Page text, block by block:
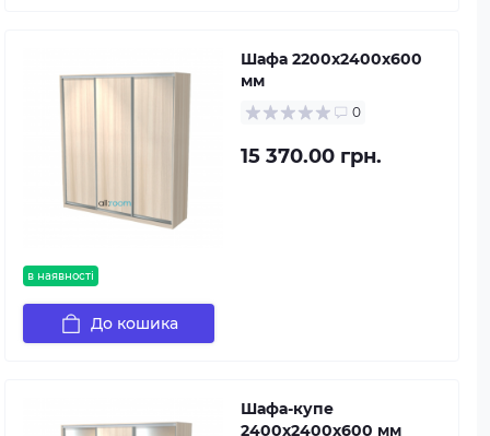
в наявності
Шафа 2200х2400х600
мм
0
15 370.00 грн.
До кошика
Шафа-купе
2400х2400х600 мм